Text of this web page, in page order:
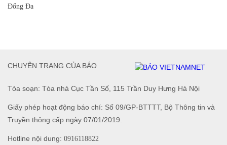
Đống Đa
Tòa soạn: Tòa nhà Cục Tần Số, 115 Trần Duy Hưng Hà Nội
Giấy phép hoạt động báo chí: Số 09/GP-BTTTT, Bộ Thông tin và
Truyền thông cấp ngày 07/01/2019.
Hotline nội dung: 0916118822
CHUYÊN TRANG CỦA BÁO